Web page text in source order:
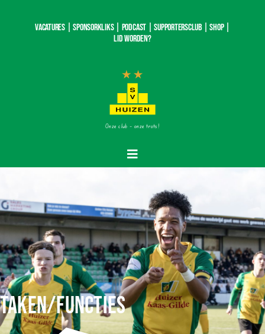
Vacatures | SponsorKliks | Podcast |Supportersclub|Shop|
Lid worden?
Onze club – onze trots!
Toggle
Nieuws
Teams
Wedstrijden
Taken/Functies